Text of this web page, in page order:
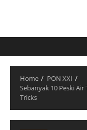
Home
PON XXI
Sebanyak 10 Peski
Tricks